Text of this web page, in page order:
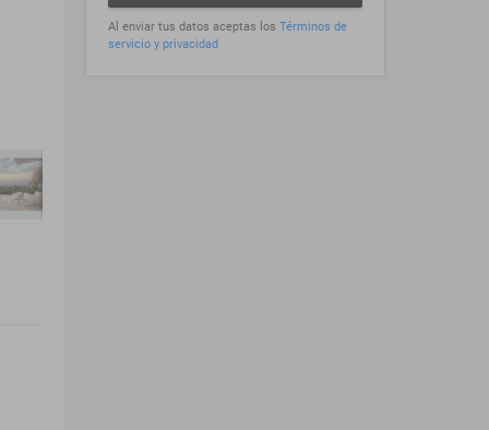
Al enviar tus datos aceptas los Términos de
servicio y privacidad